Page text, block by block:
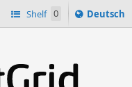
Shelf 0
Sprache
ï¿½ndern
Deutsch